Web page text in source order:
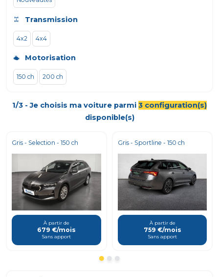
Transmission
4x2 4x4
Motorisation
150 ch 200 ch
1/3 - Je choisis ma voiture parmi 3 configuration(s)
disponible(s)
Gris - Selection - 150 ch
À partir de
679 €/mois
Sans apport
Gris - Sportline - 150 ch
À partir de
759 €/mois
Sans apport